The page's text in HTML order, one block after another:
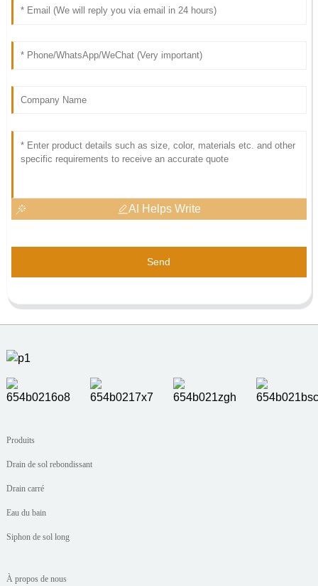
AI Helps Write
Send
Produits
Drain de sol rebondissant
Drain carré
Eau du bain
Siphon de sol long
À propos de nous